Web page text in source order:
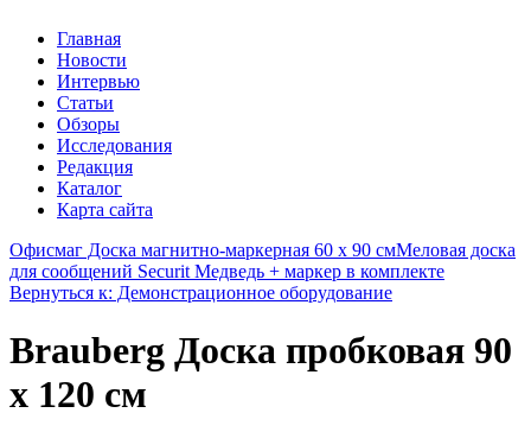
Главная
Новости
Интервью
Статьи
Обзоры
Исследования
Редакция
Каталог
Карта сайта
Офисмаг Доска магнитно-маркерная 60 х 90 смМеловая доска
для сообщений Securit Медведь + маркер в комплекте
Вернуться к: Демонстрационное оборудование
Brauberg Доска пробковая 90
х 120 см